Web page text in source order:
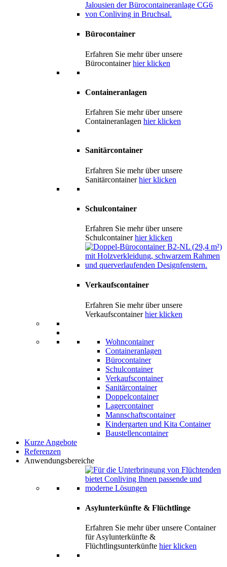
Bürocontainer
Erfahren Sie mehr über unsere
Bürocontainerhier klicken
Containeranlagen
Erfahren Sie mehr über unsere
Containeranlagen hier klicken
Sanitärcontainer
Erfahren Sie mehr über unsere
Sanitärcontainerhier klicken
Schulcontainer
Erfahren Sie mehr über unsere
Schulcontainerhier klicken
Verkaufscontainer
Erfahren Sie mehr über unsere
Verkaufscontainerhier klicken
Wohncontainer
Containeranlagen
Bürocontainer
Schulcontainer
Verkaufscontainer
Sanitärcontainer
Doppelcontainer
Lagercontainer
Mannschaftscontainer
Kindergarten und Kita Container
Baustellencontainer
Kurze Angebote
Referenzen
Anwendungsbereiche
Asylunterkünfte & Flüchtlinge
Erfahren Sie mehr über unsere Container
für Asylunterkünfte &
Flüchtlingsunterkünfte hier klicken